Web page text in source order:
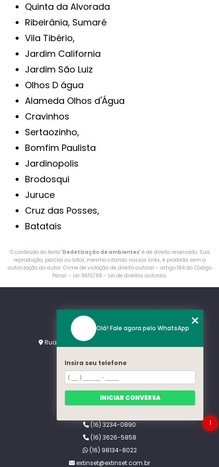
Quinta da Alvorada
Ribeirânia, Sumaré
Vila Tibério,
Jardim California
Jardim São Luiz
Olhos D água
Alameda Olhos d'Água
Cravinhos
Sertaozinho,
Bomfim Paulista
Jardinopolis
Brodosqui
Juruce
Cruz das Posses,
Batatais
O conteúdo do texto "Dedetização de ambientes" é de direito reservado. Sua
reprodução, parcial ou total, mesmo citando nossos links, é proibida sem a
autorização do autor. Crime de violação de direito autoral – artigo 184 do Código
Penal – Lei 9610/98 - Lei de direitos autorais.
ENDEREÇO
Rua Pinheiro Machado, 652 - Campos Eliseos
SIGA-NOS!
(16) 3234-0890
(16) 3626-5858
(16) 98134-8022
extinset@extinset.com.br
1
Olá! Fale agora pelo WhatsApp
Insira seu telefone
INICIAR CONVERSA